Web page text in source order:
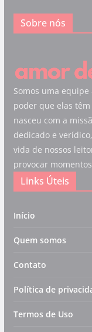
Sobre nós
Somos uma
poder que elas
nasceu com a
dedicado e
vida de nossos
provocar
Links Úteis
Início
Quem somos
Contato
Política de
Termos de Uso